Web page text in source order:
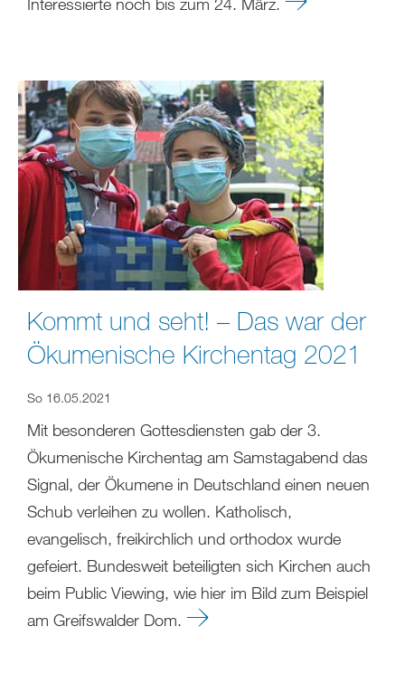
Kommt und seht! – Das war der
Ökumenische Kirchentag 2021
So 16.05.2021
Mit besonderen Gottesdiensten gab der 3.
Ökumenische Kirchentag am Samstagabend das
Signal, der Ökumene in Deutschland einen neuen
Schub verleihen zu wollen. Katholisch,
evangelisch, freikirchlich und orthodox wurde
gefeiert. Bundesweit beteiligten sich Kirchen auch
beim Public Viewing, wie hier im Bild zum Beispiel
am Greifswalder Dom.